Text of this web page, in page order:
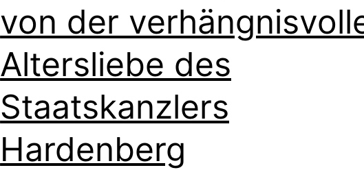
von der
Altersliebe des
Staatskanzlers
Hardenberg